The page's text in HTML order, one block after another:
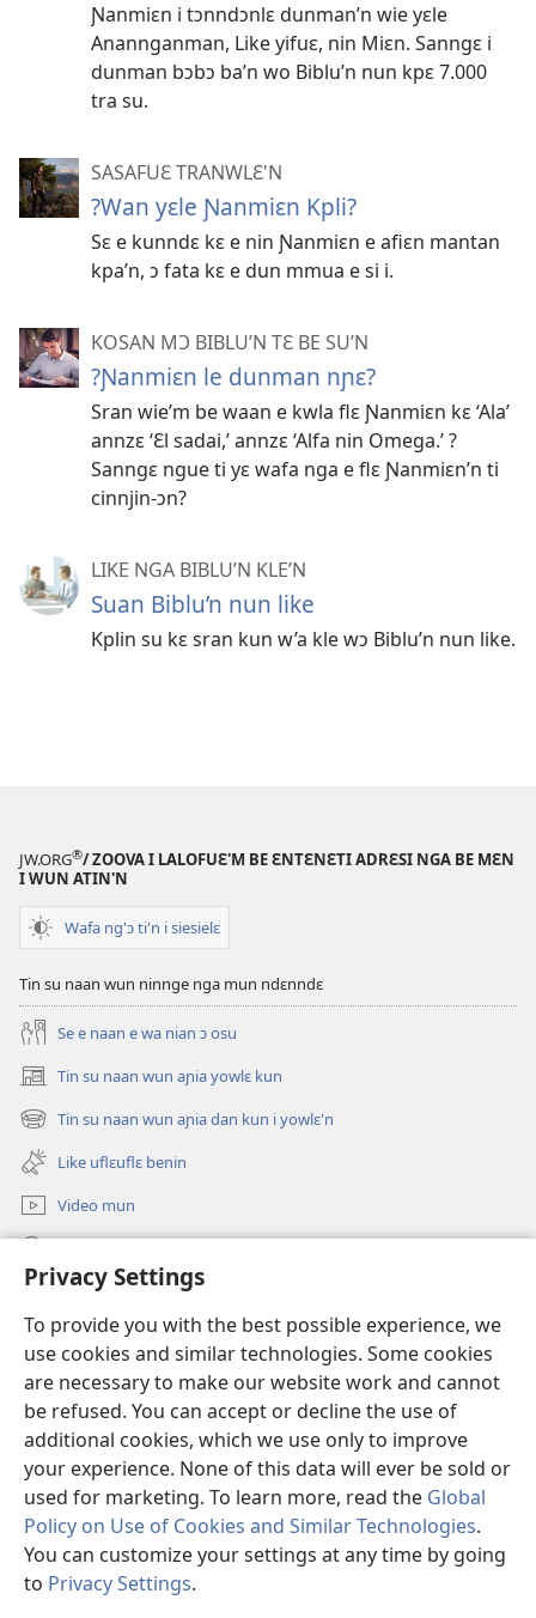
Privacy Settings
To provide you with the best possible experience, we
use cookies and similar technologies. Some cookies
are necessary to make our website work and cannot
be refused. You can accept or decline the use of
additional cookies, which we use only to improve
your experience. None of this data will ever be sold or
used for marketing. To learn more, read the Global
Policy on Use of Cookies and Similar Technologies.
You can customize your settings at any time by going
to Privacy Settings.
Ɲanmiɛn i tɔnndɔnlɛ dunman’n wie yɛle
Anannganman, Like yifuɛ, nin Miɛn. Sanngɛ i
dunman bɔbɔ ba’n wo Biblu’n nun kpɛ 7.000
tra su.
SASAFUƐ TRANWLƐ'N
?Wan yɛle Ɲanmiɛn Kpli?
Sɛ e kunndɛ kɛ e nin Ɲanmiɛn e afiɛn mantan
kpa’n, ɔ fata kɛ e dun mmua e si i.
KOSAN MƆ BIBLU’N TƐ BE SU’N
?Ɲanmiɛn le dunman nɲɛ?
Sran wie’m be waan e kwla flɛ Ɲanmiɛn kɛ ‘Ala’
annzɛ ‘Ɛl sadai,’ annzɛ ‘Alfa nin Omega.’ ?
Sanngɛ ngue ti yɛ wafa nga e flɛ Ɲanmiɛn’n ti
cinnjin-ɔn?
LIKE NGA BIBLU’N KLE’N
Suan Biblu’n nun like
Kplin su kɛ sran kun w’a kle wɔ Biblu’n nun like.
JW.ORG®/ ZOOVA I LALOFUƐ'M BE ƐNTƐNƐTI ADRƐSI NGA BE MƐN
I WUN ATIN'N
Wafa ng'ɔ ti'n i siesielɛ
Tin su naan wun ninnge nga mun ndɛnndɛ
Se e naan e wa nian ɔ osu
Tin su naan wun aɲia yowlɛ kun
(opens
new
window)
Tin su naan wun aɲia dan kun i yowlɛ'n
(opens
new
window)
Like uflɛuflɛ benin
Video mun
(opens
window)ƐNTƐNƐTI SU FLUWA SIEWLƐ Watchtower™
(opens
new
window)JW Hub ®
(opens
new
window)
Copyright© 2026 Watch Tower Bible and Tract Society of Pennsylvania.
I SU JUNMAN DILƐ'N I SU MMLA MUN